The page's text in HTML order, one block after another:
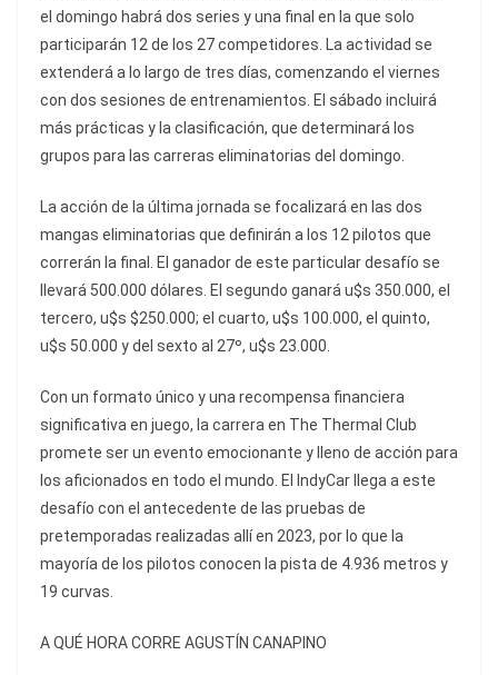
el domingo habrá dos series y una final en la que solo
participarán 12 de los 27 competidores. La actividad se
extenderá a lo largo de tres días, comenzando el viernes
con dos sesiones de entrenamientos. El sábado incluirá
más prácticas y la clasificación, que determinará los
grupos para las carreras eliminatorias del domingo.
La acción de la última jornada se focalizará en las dos
mangas eliminatorias que definirán a los 12 pilotos que
correrán la final. El ganador de este particular desafío se
llevará 500.000 dólares. El segundo ganará u$s 350.000, el
tercero, u$s $250.000; el cuarto, u$s 100.000, el quinto,
u$s 50.000 y del sexto al 27º, u$s 23.000.
Con un formato único y una recompensa financiera
significativa en juego, la carrera en The Thermal Club
promete ser un evento emocionante y lleno de acción para
los aficionados en todo el mundo. El IndyCar llega a este
desafío con el antecedente de las pruebas de
pretemporadas realizadas allí en 2023, por lo que la
mayoría de los pilotos conocen la pista de 4.936 metros y
19 curvas.
A QUÉ HORA CORRE AGUSTÍN CANAPINO